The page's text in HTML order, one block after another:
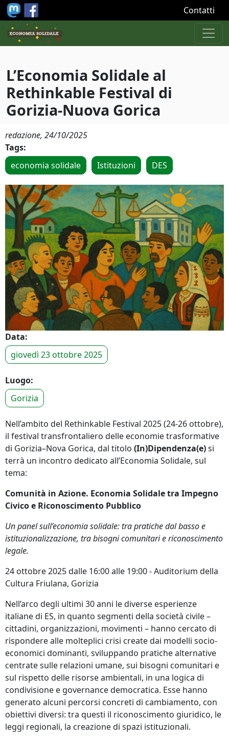
Salta al contenuto principale Contatti
L’Economia Solidale al
Rethinkable Festival di
Gorizia-Nuova Gorica
redazione, 24/10/2025
Tags:
economia solidale
Istituzioni DES
Data:
giovedì 23 ottobre 2025
Luogo:
Gorizia
Nell’ambito del Rethinkable Festival 2025 (24-26 ottobre),
il festival transfrontaliero delle economie trasformative
di Gorizia–Nova Gorica, dal titolo (In)Dipendenza(e)si
terrà un incontro dedicato all’Economia Solidale, sul
tema:
Comunità in Azione. Economia Solidale tra Impegno
Civico e Riconoscimento Pubblico
Un panel sull’economia solidale: tra pratiche dal basso e
istituzionalizzazione, tra bisogni comunitari e riconoscimento
legale.
24 ottobre 2025 dalle 16:00 alle 19:00 - Auditorium della
Cultura Friulana, Gorizia
Nell’arco degli ultimi 30 anni le diverse esperienze
italiane di ES, in quanto segmenti della società civile –
cittadini, organizzazioni, movimenti – hanno cercato di
rispondere alle molteplici crisi create dai modelli socio-
economici dominanti, sviluppando pratiche alternative
centrate sulle relazioni umane, sui bisogni comunitari e
sul rispetto delle risorse ambientali, in una logica di
condivisione e governance democratica. Esse hanno
generato alcuni percorsi concreti di cambiamento, con
obiettivi diversi: tra questi il riconoscimento giuridico, le
leggi regionali, la creazione di spazi istituzionali.